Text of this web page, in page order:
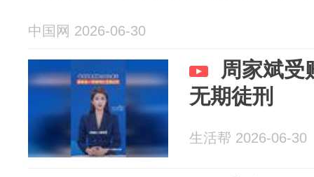
中国网 2026-06-30
周家斌受
无期徒刑
生活帮 2026-06-30